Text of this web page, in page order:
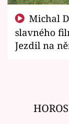
slavného
Jezdil na